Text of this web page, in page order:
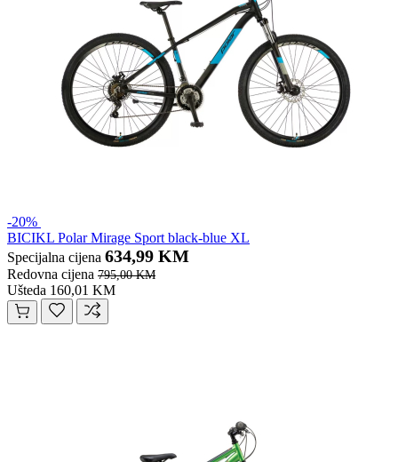
-20%
BICIKL Polar Mirage Sport black-blue XL
Specijalna cijena 634,99 KM
Redovna cijena 795,00 KM
Ušteda 160,01 KM